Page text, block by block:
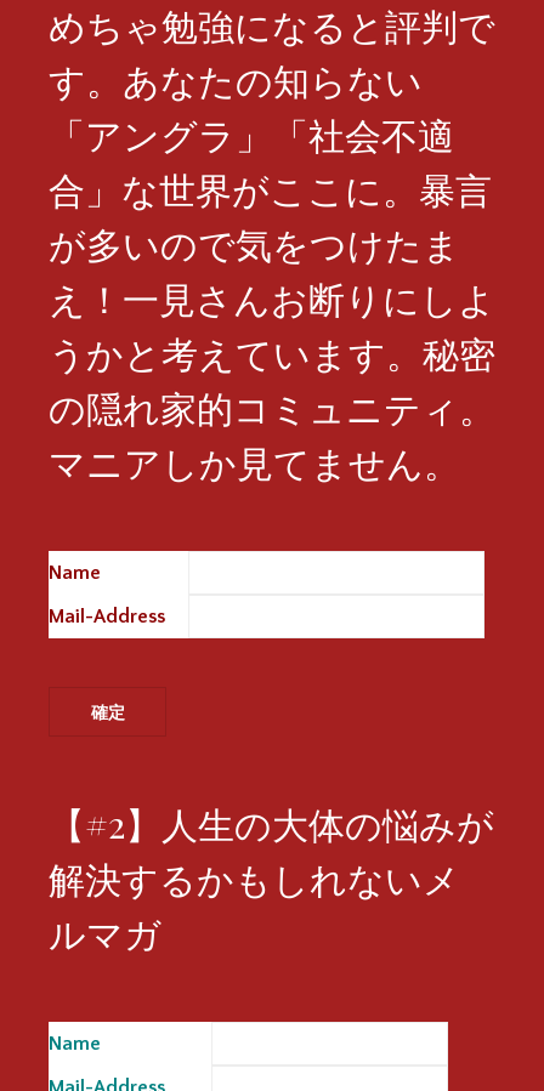
めちゃ勉強になると評判で
す。あなたの知らない
「アングラ」「社会不適
合」な世界がここに。暴言
が多いので気をつけたま
え！一見さんお断りにしよ
うかと考えています。秘密
の隠れ家的コミュニティ。
マニアしか見てません。
Name
Mail-Address
【#2】人生の大体の悩みが
解決するかもしれないメ
ルマガ
Name